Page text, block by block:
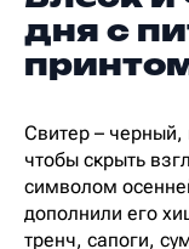
дня с
Свитер – черный,
чтобы скрыть
символом
дополнили его
тренч, сапоги,